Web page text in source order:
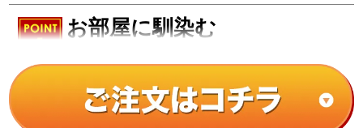
お部屋に馴染む